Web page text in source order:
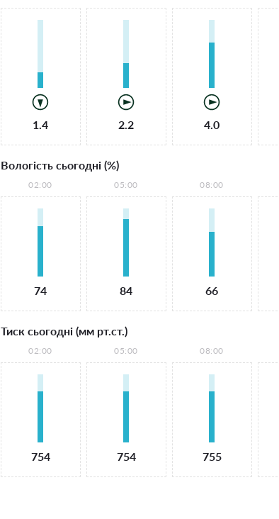
1.4 2.2 4.0
Вологість сьогодні (%)
02:00
74
05:00
84
08:00
66
Тиск сьогодні (мм рт.ст.)
02:00
754
05:00
754
08:00
755